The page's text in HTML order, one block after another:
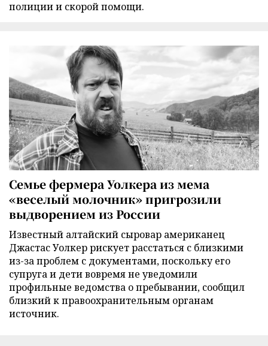
полиции и скорой помощи.
Семье фермера Уолкера из мема
«веселый молочник» пригрозили
выдворением из России
Известный алтайский сыровар американец
Джастас Уолкер рискует расстаться с близкими
из-за проблем с документами, поскольку его
супруга и дети вовремя не уведомили
профильные ведомства о пребывании, сообщил
близкий к правоохранительным органам
источник.